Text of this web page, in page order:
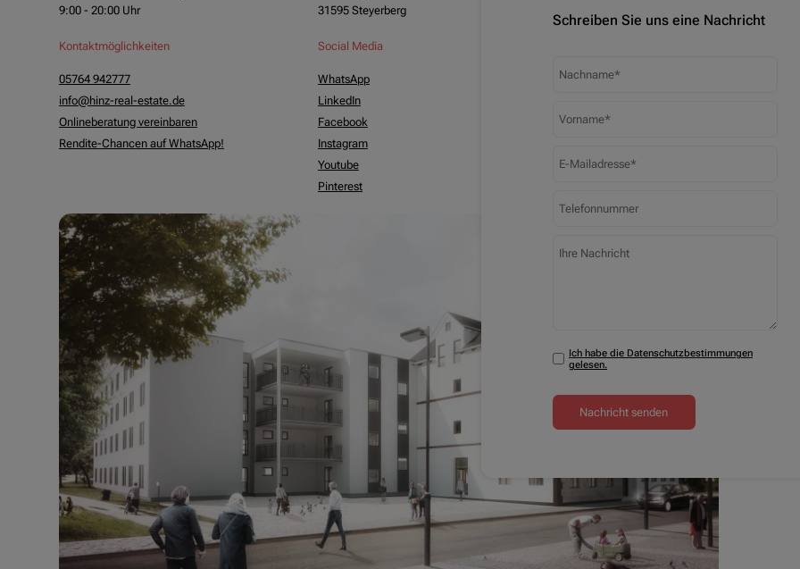
9:00 - 20:00 Uhr
Kontaktmöglichkeiten
05764 942777
info@hinz-real-estate.de
Onlineberatung vereinbaren
Rendite-Chancen auf WhatsApp!
31595 Steyerberg
Social Media
WhatsApp
LinkedIn
Facebook
Instagram
Youtube
Pinterest
Schreiben Sie uns eine Nachricht
Ich habe die Datenschutzbestimmungen
gelesen.
Nachricht senden